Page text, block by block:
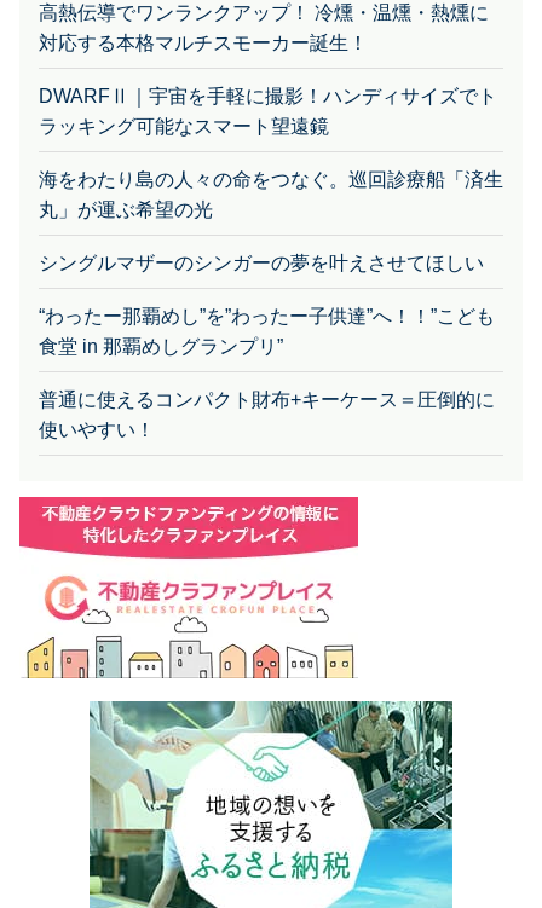
高熱伝導でワンランクアップ！ 冷燻・温燻・熱燻に
対応する本格マルチスモーカー誕生！
DWARFⅡ｜宇宙を手軽に撮影！ハンディサイズでト
ラッキング可能なスマート望遠鏡
海をわたり島の人々の命をつなぐ。巡回診療船「済生
丸」が運ぶ希望の光
シングルマザーのシンガーの夢を叶えさせてほしい
“わったー那覇めし”を”わったー子供達”へ！！”こども
食堂 in 那覇めしグランプリ”
普通に使えるコンパクト財布+キーケース＝圧倒的に
使いやすい！